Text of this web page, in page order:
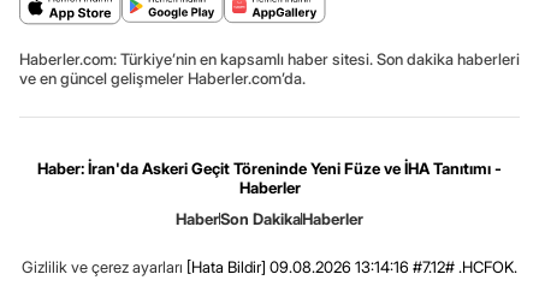
Haberler.com: Türkiye’nin en kapsamlı haber sitesi. Son dakika haberleri
ve en güncel gelişmeler Haberler.com’da.
Haber: İran'da Askeri Geçit Töreninde Yeni Füze ve İHA Tanıtımı -
Haberler
HaberSon DakikaHaberler
Gizlilik ve çerez ayarları [Hata Bildir] 09.08.2026 13:14:16 #7.12# .HCFOK.